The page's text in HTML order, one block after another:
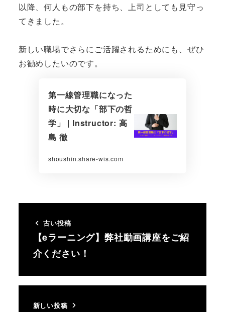
以降、何人もの部下を持ち、上司としても見守っ
てきました。
新しい職場でさらにご活躍されるためにも、ぜひ
お勧めしたいのです。
第一線管理職になった
時に大切な「部下の哲
学」 | Instructor: 高
島 徹
shoushin.share-wis.com
古い投稿
【eラーニング】弊社動画講座をご紹
介ください！
新しい投稿